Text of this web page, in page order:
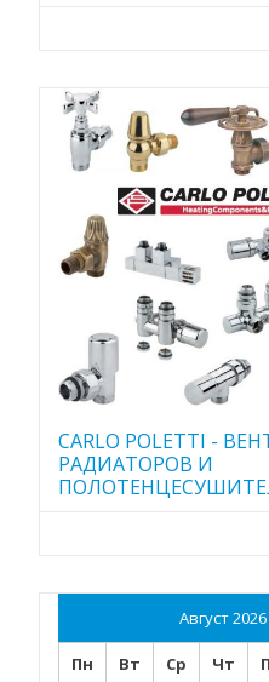
CARLO POLETTI -
РАДИАТОРОВ И
Август 2026
Пн Вт Ср Чт